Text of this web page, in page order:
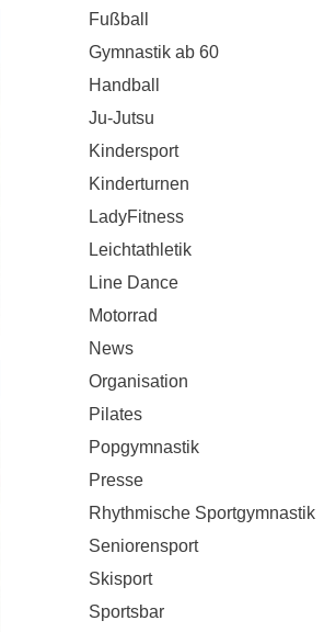
Fußball
Gymnastik ab 60
Handball
Ju-Jutsu
Kindersport
Kinderturnen
LadyFitness
Leichtathletik
Line Dance
Motorrad
News
Organisation
Pilates
Popgymnastik
Presse
Rhythmische Sportgymnastik
Seniorensport
Skisport
Sportsbar